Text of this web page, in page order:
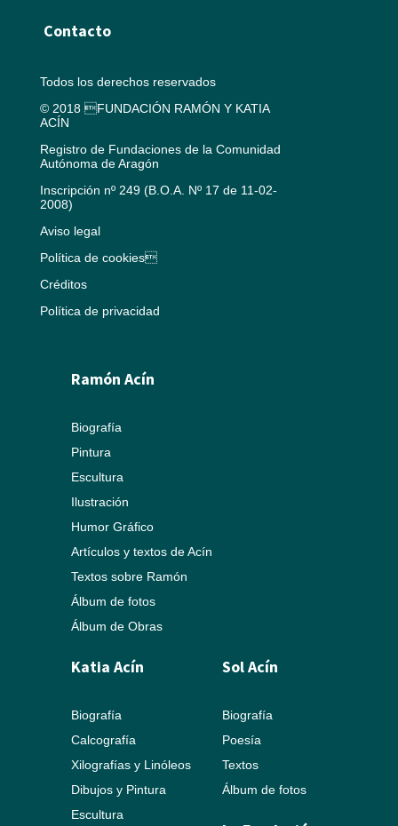
Contacto
Todos los derechos reservados
© 2018 FUNDACIÓN RAMÓN Y KATIA
ACÍN
Registro de Fundaciones de la Comunidad
Autónoma de Aragón
Inscripción nº 249 (B.O.A. Nº 17 de 11-02-
2008)
Aviso legal
Política de cookies
Créditos
Política de privacidad
Ramón Acín
Biografía
Pintura
Escultura
Ilustración
Humor Gráfico
Artículos y textos de Acín
Textos sobre Ramón
Álbum de fotos
Álbum de Obras
Katia Acín
Biografía
Calcografía
Xilografías y Linóleos
Dibujos y Pintura
Escultura
Sol Acín
Biografía
Poesía
Textos
Álbum de fotos